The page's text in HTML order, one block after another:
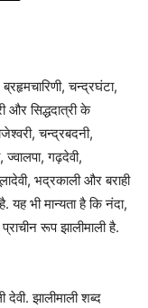
चन्द्रघंटा,
और सिद्धदात्री के
चन्द्रबदनी,
ज्वालपा, गढ़देवी,
भद्रकाली और बराही
यह भी मान्यता है कि नंदा,
प्राचीन रूप झालीमाली है.
झालीमाली शब्द